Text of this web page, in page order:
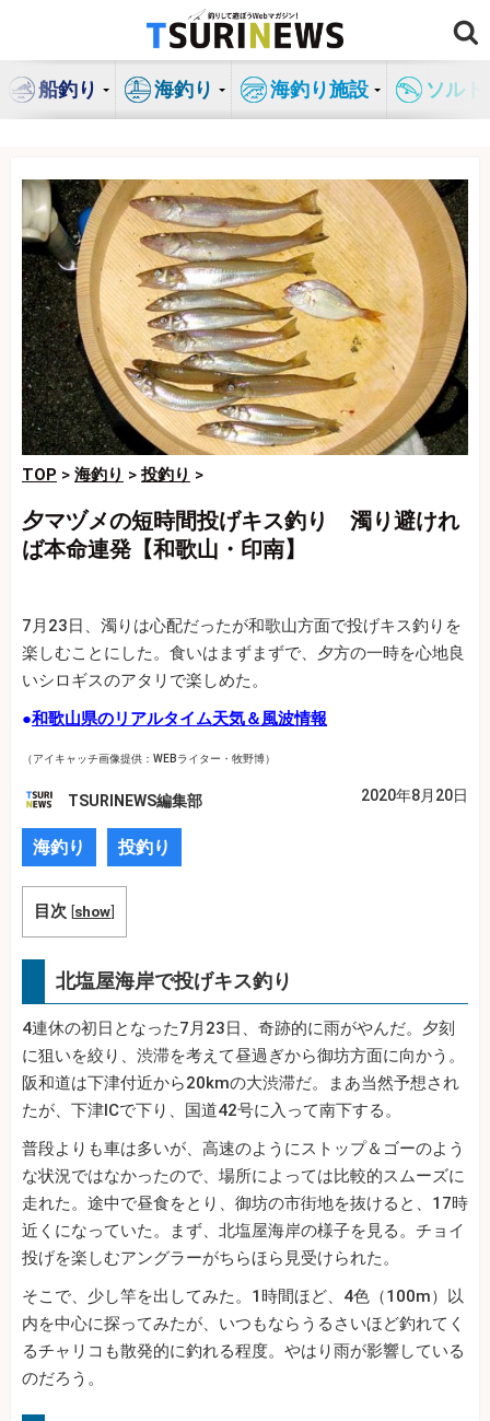
ン
船釣り 海釣り 海釣り施設 ソル
TOP > 海釣り > 投釣り >
夕マヅメの短時間投げキス釣り 濁り避けれ
ば本命連発【和歌山・印南】
7月23日、濁りは心配だったが和歌山方面で投げキス釣りを
楽しむことにした。食いはまずまずで、夕方の一時を心地良
いシロギスのアタリで楽しめた。
●和歌山県のリアルタイム天気＆風波情報
（アイキャッチ画像提供：WEBライター・牧野博）
TSURINEWS編集部 2020年8月20日
海釣り 投釣り
目次 [show]
北塩屋海岸で投げキス釣り
4連休の初日となった7月23日、奇跡的に雨がやんだ。夕刻
に狙いを絞り、渋滞を考えて昼過ぎから御坊方面に向かう。
阪和道は下津付近から20kmの大渋滞だ。まあ当然予想され
たが、下津ICで下り、国道42号に入って南下する。
普段よりも車は多いが、高速のようにストップ＆ゴーのよう
な状況ではなかったので、場所によっては比較的スムーズに
走れた。途中で昼食をとり、御坊の市街地を抜けると、17時
近くになっていた。まず、北塩屋海岸の様子を見る。チョイ
投げを楽しむアングラーがちらほら見受けられた。
そこで、少し竿を出してみた。1時間ほど、4色（100m）以
内を中心に探ってみたが、いつもならうるさいほど釣れてく
るチャリコも散発的に釣れる程度。やはり雨が影響している
のだろう。